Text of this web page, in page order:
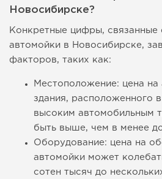
Новосибирске?
Конкретные цифры, связанные
автомойки в Новосибирске,
факторов, таких как:
Местоположение: цена на
здания, расположенного
высоким автомобильным
быть выше, чем в менее
Оборудование: цена на
автомойки может
сотен тысяч до